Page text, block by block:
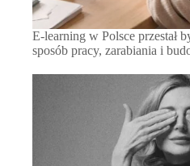
E-learning w Polsce przestał
sposób pracy, zarabiania i